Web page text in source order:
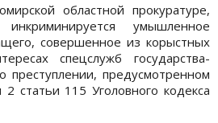
областной прокуратуре,
умышленное
совершенное из корыстных
спецслужб государства-
преступлении, предусмотренном
статьи 115 Уголовного кодекса